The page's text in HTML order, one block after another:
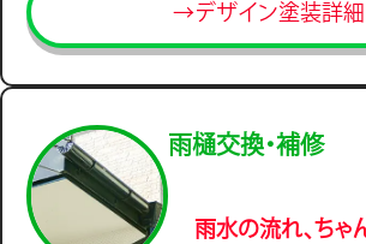
→デザイン塗装詳細
雨樋交換・補修
雨水の流れ、ちゃ